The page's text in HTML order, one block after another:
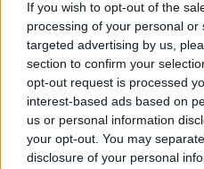
If you wish to opt-out of the
processing of your personal
targeted advertising by us,
section to confirm your
opt-out request is processed
interest-based ads based on
us or personal information
your opt-out. You may
disclosure of your personal